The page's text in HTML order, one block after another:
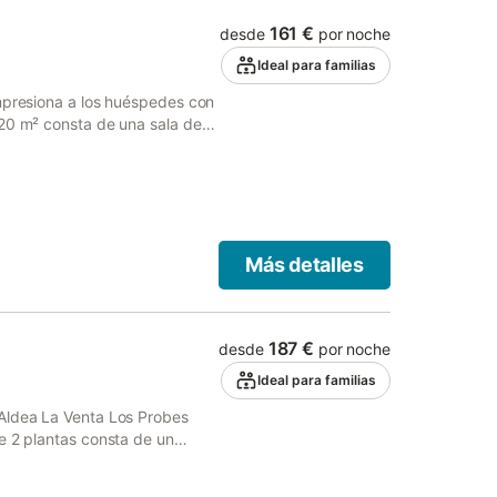
a los huéspedes con
m² consta de una sala de
por lo que puede
check-in.
desde 161 € por noche
Ideal para familias
Más detalles
La Venta Los Probes
2 plantas consta de un
y 3 baños, por lo que
desde 187 € por noche
Ideal para familias